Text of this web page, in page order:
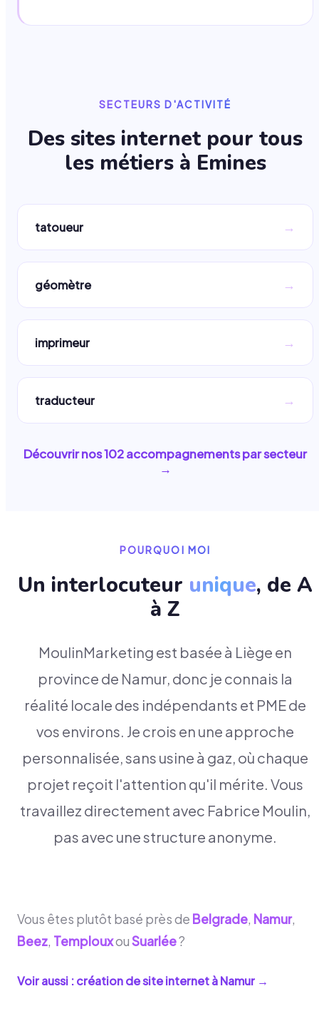
SECTEURS D'ACTIVITÉ
Des sites internet pour tous
les métiers à Emines
tatoueur →
géomètre →
imprimeur →
traducteur →
Découvrir nos102accompagnements par secteur
→
POURQUOI MOI
Un interlocuteur unique, de A
à Z
MoulinMarketing est basée à Liège en
province de Namur, donc je connais la
réalité locale des indépendants et PME de
vos environs. Je crois en une approche
personnalisée, sans usine à gaz, où chaque
projet reçoit l'attention qu'il mérite. Vous
travaillez directement avec Fabrice Moulin,
pas avec une structure anonyme.
Vous êtes plutôt basé près de Belgrade, Namur,
Beez, TemplouxouSuarlée?
Voir aussi : création de site internet àNamur →